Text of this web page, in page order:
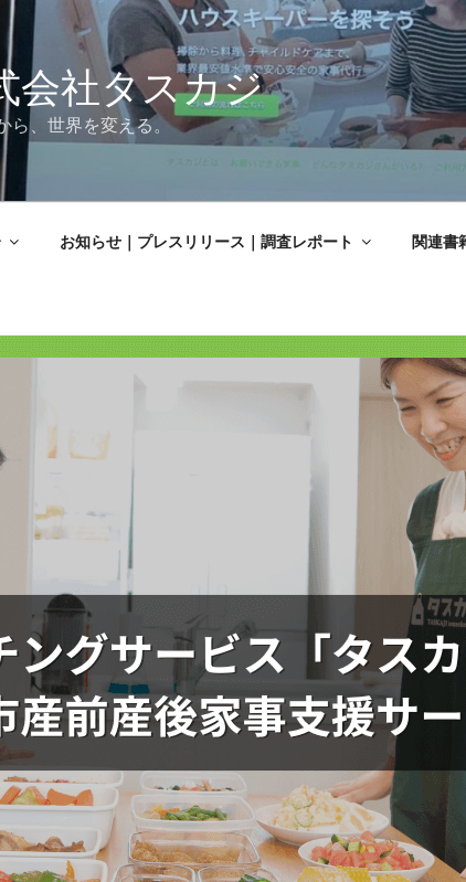
会社タスカジ
ら、世界を変える。
お知らせ｜プレスリリース｜調査レポート 関連書